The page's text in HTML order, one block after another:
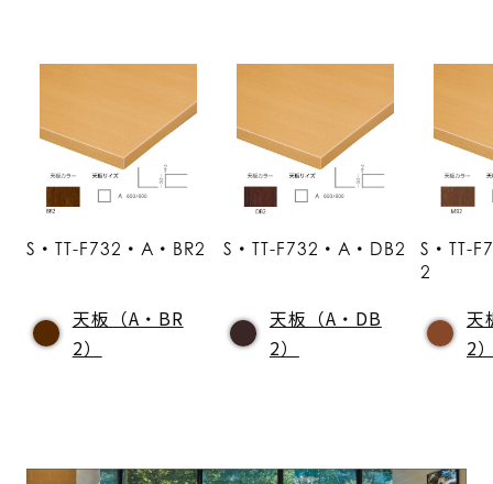
S・TT-F732・A・BR2
天板（A・BR
2）
S・TT-F732・A・DB2
天板（A・DB
2）
S・TT-
2
天
2